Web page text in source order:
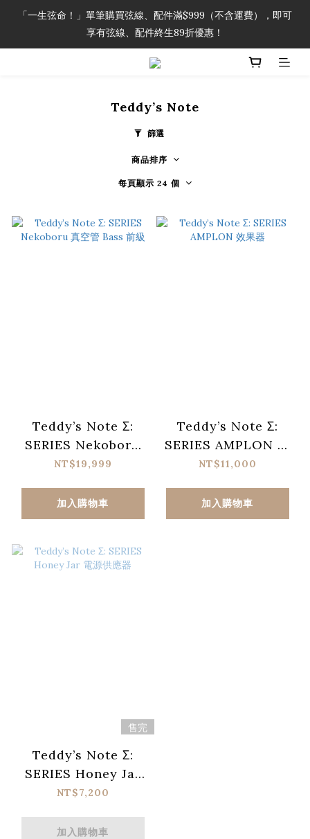
「一生弦命！」單筆購買弦線、配件滿$999（不含運費），即可
享有弦線、配件終生89折優惠！
「一生弦命！」單筆購買弦線、配件滿$999（不含運費），即可
享有弦線、配件終生89折優惠！
加入會員即領2000元購物金。 加入購物車查看更多折扣！
「一生弦命！」單筆購買弦線、配件滿$999（不含運費），即可
享有弦線、配件終生89折優惠！
Teddy’s Note
篩選
商品排序
每頁顯示 24 個
Teddy’s Note Σ:
SERIES Nekoboru
真空管 Bass 前級
NT$19,999
加入購物車
Teddy’s Note Σ:
SERIES AMPLON 效
果器
NT$11,000
加入購物車
售完
Teddy’s Note Σ:
SERIES Honey Jar
電源供應器
NT$7,200
加入購物車